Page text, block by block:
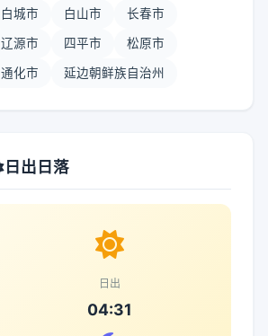
白城市 白山市 长春市
辽源市 四平市 松原市
通化市 延边朝鲜族自治州
日出日落
日出
04:31